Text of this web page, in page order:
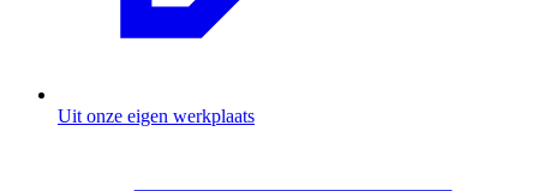
Uit onze eigen werkplaats